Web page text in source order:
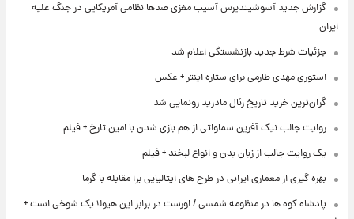
گزارش جدید آسوشیتدپرس آسیب مغزی صدها نظامی آمریکایی در جنگ علیه
ایران
جزئیات شرط جدید بازنشستگی اعلام شد
استوری مهدی طارمی برای ستاره اینتر + عکس
گران‌ترین خرید تاریخ رئال مادرید رونمایی شد
روایت جالب نیک آفرین سماواتی از هم بازی شدن با امین تارخ + فیلم
یک روایت جالب از زبان بدن و انواع لبخند + فیلم
بهره گیری از معماری ایرانی در طرح های ایتالیایی برا مقابله با گرما
پادشاه کوه ها در منظومه شمسی / اورست در برابر این هیولا یک شوخی است +